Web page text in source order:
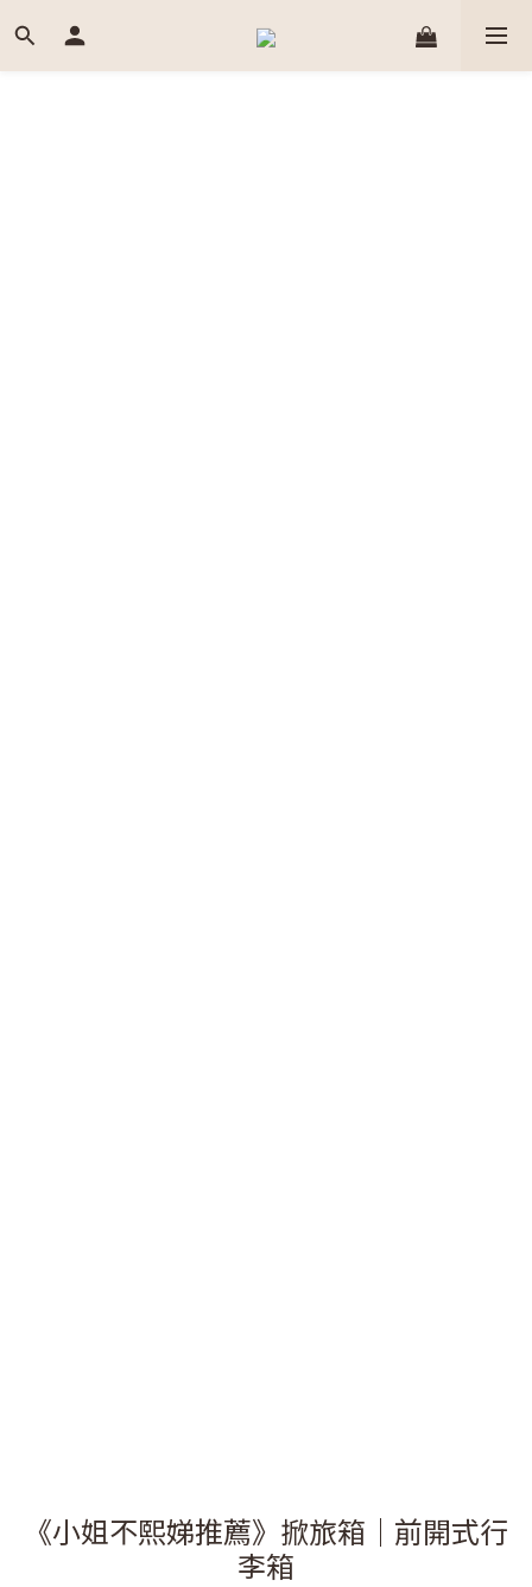
《小姐不熙娣推薦》掀旅箱｜前開式行
李箱